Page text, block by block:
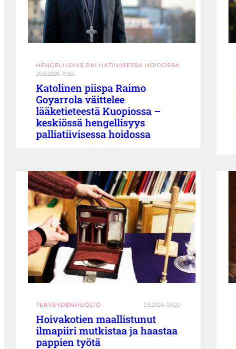
HENGELLISYYS PALLIATIIVISESSA HOIDOSSA
20.5.2026 10:53
Katolinen piispa Raimo
Goyarrola väittelee
lääketieteestä Kuopiossa –
keskiössä hengellisyys
palliatiivisessa hoidossa
TERVEYDENHUOLTO 2.5.2024 09:20
Hoivakotien maallistunut
ilmapiiri mutkistaa ja haastaa
pappien työtä